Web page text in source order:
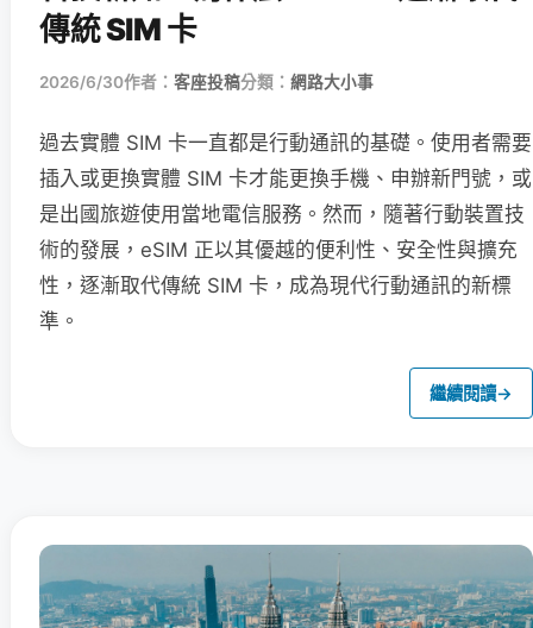
傳統 SIM 卡
2026/6/30作者： 客座投稿分類： 網路大小事
過去實體 SIM 卡一直都是行動通訊的基礎。使用者需要
插入或更換實體 SIM 卡才能更換手機、申辦新門號，或
是出國旅遊使用當地電信服務。然而，隨著行動裝置技
術的發展，eSIM 正以其優越的便利性、安全性與擴充
性，逐漸取代傳統 SIM 卡，成為現代行動通訊的新標
準。
繼續閱讀→